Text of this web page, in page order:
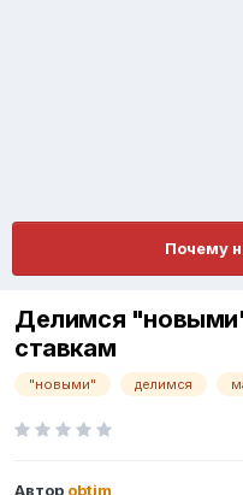
Почему
Делимся
ставкам
"новыми" делимся
Автор obtim